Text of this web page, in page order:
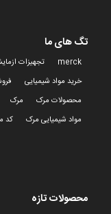
تگ های ما
merck تجهیزات
خرید مواد شیمیایی
محصولات مرک
مرک
مواد شیمیایی مرک
کد
محصولات تازه